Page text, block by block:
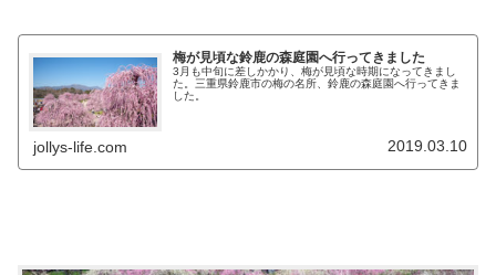
梅が見頃な鈴鹿の森庭園へ行ってきました
3月も中旬に差しかかり、梅が見頃な時期になってきまし
た。三重県鈴鹿市の梅の名所、鈴鹿の森庭園へ行ってきま
した。
jollys-life.com 2019.03.10